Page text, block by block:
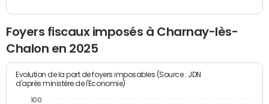
Foyers fiscaux imposés à Charnay-lès-
Chalon en 2025
Evolution de la part de foyers imposables (Source : JDN
d'après ministère de l'Economie)
100